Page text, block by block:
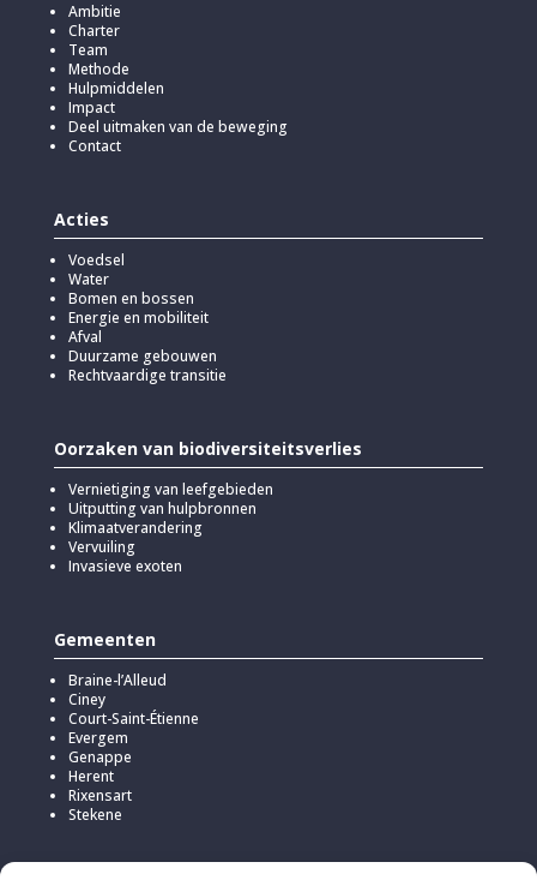
Ambitie
Charter
Team
Methode
Hulpmiddelen
Impact
Deel uitmaken van de beweging
Contact
Acties
Voedsel
Water
Bomen en bossen
Energie en mobiliteit
Afval
Duurzame gebouwen
Rechtvaardige transitie
Oorzaken van biodiversiteitsverlies
Vernietiging van leefgebieden
Uitputting van hulpbronnen
Klimaatverandering
Vervuiling
Invasieve exoten
Gemeenten
Braine-l’Alleud
Ciney
Court-Saint-Étienne
Evergem
Genappe
Herent
Rixensart
Stekene